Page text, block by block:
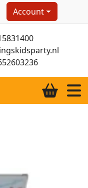
Account